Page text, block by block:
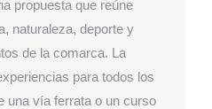
propuesta que reúne
naturaleza, deporte y
de la comarca. La
para todos los
una vía ferrata o un curso